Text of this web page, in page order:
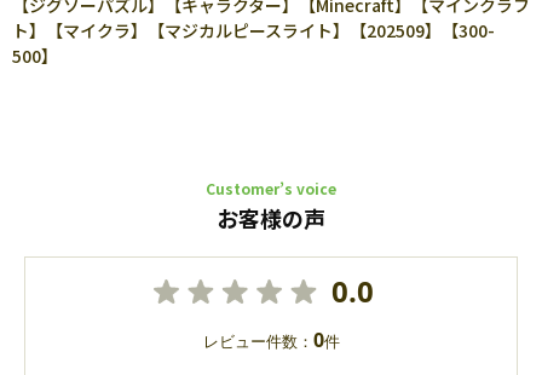
【ジグソーパズル】【キャラクター】【Minecraft】【マインクラフ
ト】【マイクラ】【マジカルピースライト】【202509】【300-
500】
Customer’s voice
お客様の声
0.0
レビュー件数： 0件